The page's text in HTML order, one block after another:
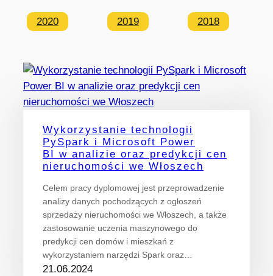
2020 2019 2018
Wykorzystanie technologii
PySpark i Microsoft Power
BI w analizie oraz predykcji cen
nieruchomości we Włoszech
Celem pracy dyplomowej jest przeprowadzenie
analizy danych pochodzących z ogłoszeń
sprzedaży nieruchomości we Włoszech, a także
zastosowanie uczenia maszynowego do
predykcji cen domów i mieszkań z
wykorzystaniem narzędzi Spark oraz…
21.06.2024